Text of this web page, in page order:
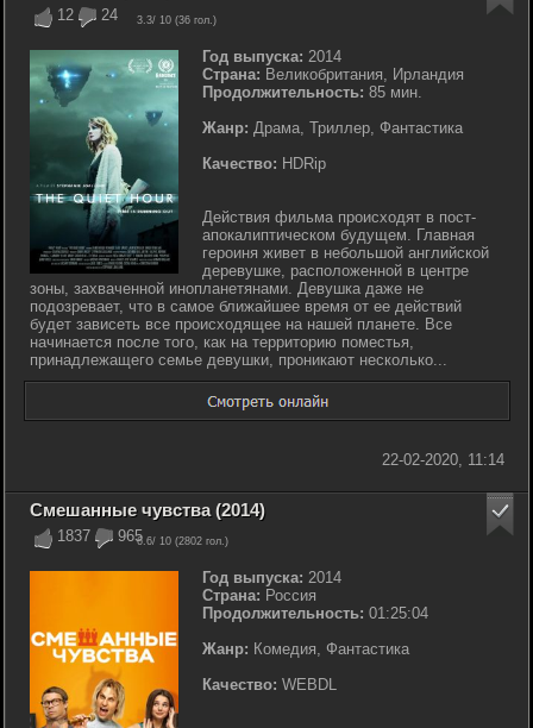
12 24 3.3/ 10 (36 гол.)
Год выпуска: 2014
Страна: Великобритания, Ирландия
Продолжительность: 85 мин.
Жанр: Драма, Триллер, Фантастика
Качество: HDRip
Действия фильма происходят в пост-
апокалиптическом будущем. Главная
героиня живет в небольшой английской
деревушке, расположенной в центре
зоны, захваченной инопланетянами. Девушка даже не
подозревает, что в самое ближайшее время от ее действий
будет зависеть все происходящее на нашей планете. Все
начинается после того, как на территорию поместья,
принадлежащего семье девушки, проникают несколько...
22-02-2020, 11:14
1837 9656.6/ 10 (2802 гол.)
Смешанные чувства (2014)
Год выпуска: 2014
Страна: Россия
Продолжительность: 01:25:04
Жанр: Комедия, Фантастика
Качество: WEBDL